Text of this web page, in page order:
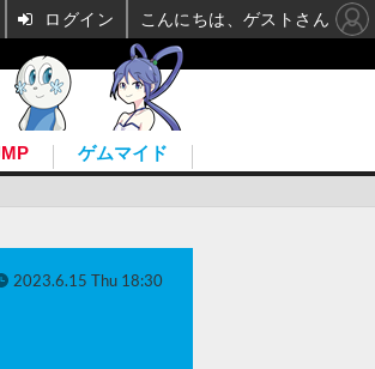
ゲムマイド
2023.6.15 Thu 18:30
ログイン こんにちは、ゲストさん